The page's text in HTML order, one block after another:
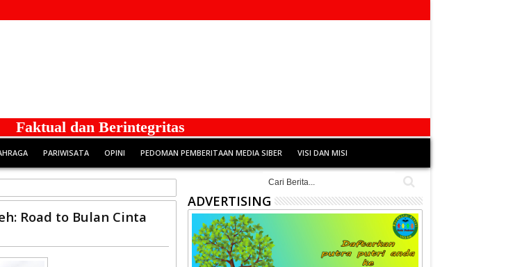
dan Berintegritas
PARIWISATA OPINI PEDOMAN PEMBERITAAN MEDIA SIBER VISI DAN MISI
Road to Bulan Cinta
ADVERTISING